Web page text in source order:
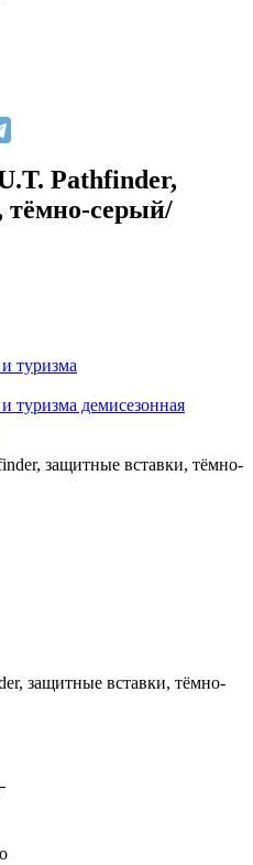
Pathfinder,
тёмно-серый/
туризма
туризма демисезонная
защитные вставки, тёмно-
защитные вставки, тёмно-